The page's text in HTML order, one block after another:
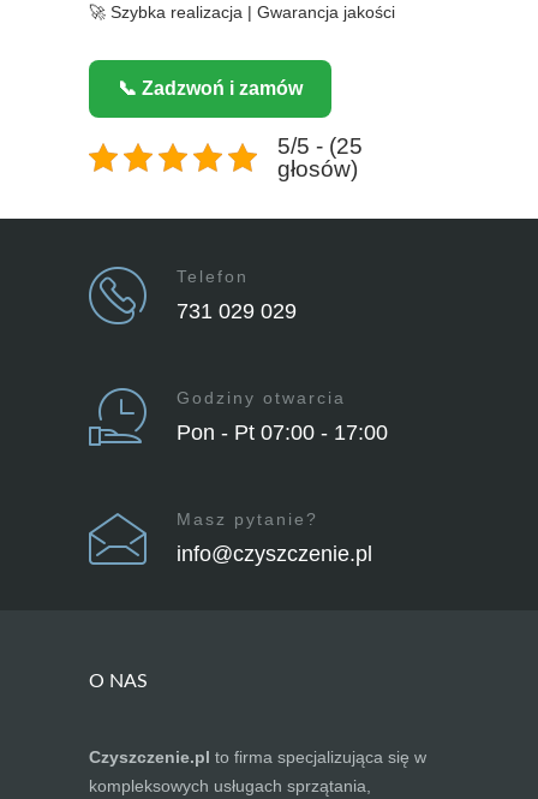
🚀 Szybka realizacja | Gwarancja jakości
📞 Zadzwoń i zamów
5/5 - (25
głosów)
Telefon
731 029 029
Godziny otwarcia
Pon - Pt 07:00 - 17:00
Masz pytanie?
info@czyszczenie.pl
O NAS
Czyszczenie.pl to firma specjalizująca się w
kompleksowych usługach sprzątania,